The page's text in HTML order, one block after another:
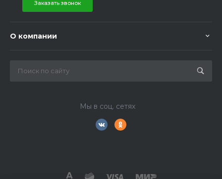
Заказать звонок
О компании
Мы в соц. сетях